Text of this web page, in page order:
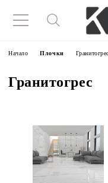
Начало Плочки Гранитогрес
Гранитогрес